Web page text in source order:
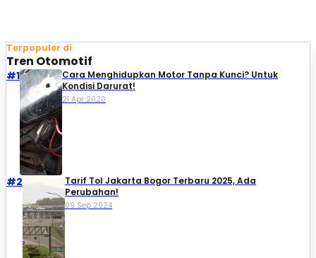
Terpopuler di
Tren Otomotif
#1
Cara Menghidupkan Motor Tanpa Kunci? Untuk
Kondisi Darurat!
21 Apr 2020
#2
Tarif Tol Jakarta Bogor Terbaru 2025, Ada
Perubahan!
09 Sep 2024